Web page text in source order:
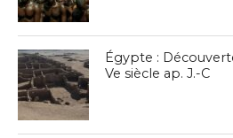
Égypte :
Ve siècle ap. J.-C